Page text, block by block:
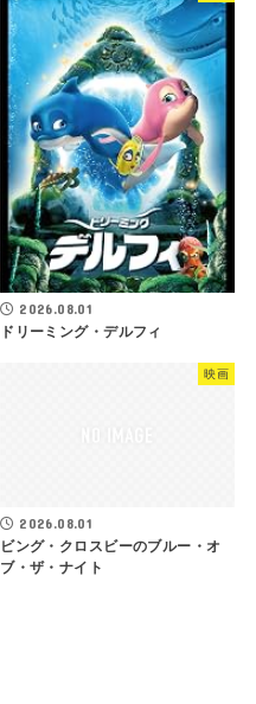
2026.08.01
ドリーミング・デルフィ
映画
2026.08.01
ビング・クロスビーのブルー・オ
ブ・ザ・ナイト